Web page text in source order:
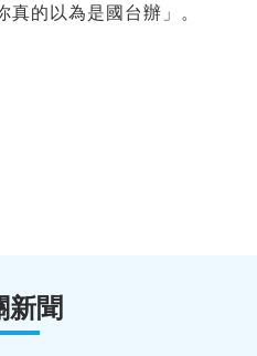
真的以為是國台辦」。
新聞